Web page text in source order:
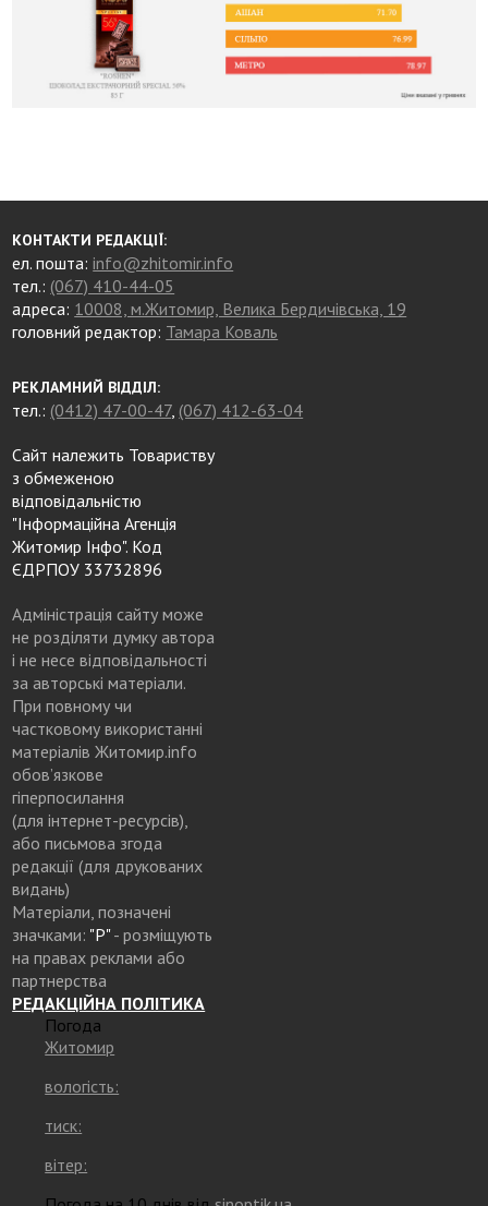
КОНТАКТИ РЕДАКЦІЇ:
ел. пошта:info@zhitomir.info
тел.: (067) 410-44-05
адреса: 10008, м.Житомир, Велика Бердичівська, 19
головний редактор: Тамара Коваль
РЕКЛАМНИЙ ВІДДІЛ:
тел.: (0412) 47-00-47, (067) 412-63-04
Сайт належить Товариству
з обмеженою
відповідальністю
"Інформаційна Агенція
Житомир Інфо". Код
ЄДРПОУ 33732896
Адміністрація сайту може
не розділяти думку автора
і не несе відповідальності
за авторські матеріали.
При повному чи
частковому використанні
матеріалів Житомир.info
обов’язкове
гіперпосилання
(для інтернет-ресурсів),
або письмова згода
редакції (для друкованих
видань)
Матеріали, позначені
значками: "Р"- розміщують
на правах реклами або
партнерства
РЕДАКЦІЙНА ПОЛІТИКА
Погода
Житомир
вологість:
тиск:
вітер: